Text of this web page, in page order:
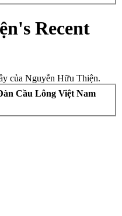
Recent
của Nguyễn Hữu Thiện.
Cầu Lông Việt Nam